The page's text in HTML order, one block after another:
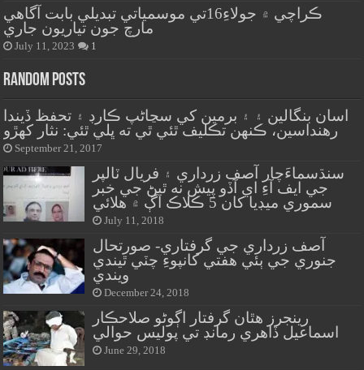
ڪراچي ۾ جولاءِ16تي موسمياتي تبديلي بابت آگاهي
مارچ جون تياريون جاري
July 11, 2023 1
Random Posts
اسان بنگالين ۽ ۽ برمين کي سڃاڻپ ڪارڊ ۽ تحفظ ڏيندا
رهنداسين، ڪنهن تڪليف ٿئي ٿي ته ڀلي ٿئي: نثار کهڙو
September 21, 2017
سنڌسماءَچار آصف زرداري ۽ فريال ٽالپر
جي ايف آءِ اي آڏو پيش نه ٿيڻ جي خبر
سموري ميڊيا کان 5 ڪلاڪ اڳ ۾ هلائي
July 11, 2018
آصف زرداري جي گرفتاري- صورتحال
جنوري جي ٻئي هفتي کانپوءِ چٽي ٿيندي
ويندي
December 24, 2018
رينجرز هٿان گرفتار اڳوڻو صلاحڪار
اسماعيل ڏاهري رمانڊ تي پوليس حوالي
June 29, 2018